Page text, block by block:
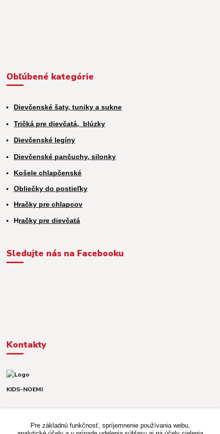
Obľúbené kategórie
Dievčenské šaty, tuniky a sukne
Tričká pre dievčatá, blúzky
Dievčenské legíny
Dievčenské pančuchy, silonky
Košele chlapčenské
Obliečky do postieľky
Hračky pre chlapcov
Hračky pre dievčatá
Sledujte nás na Facebooku
Kontakty
KIDS-NOEMI
(Po-Pia, 8-16 hod.)
Pre základnú funkčnosť, spríjemnenie používania webu,